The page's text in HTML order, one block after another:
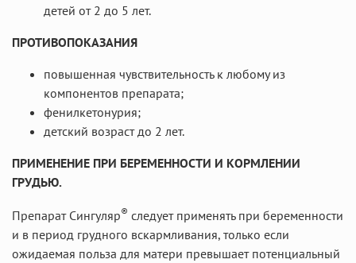
детей от 2 до 5 лет.
ПРОТИВОПОКАЗАНИЯ
повышенная чувствительность к любому из
компонентов препарата;
фенилкетонурия;
детский возраст до 2 лет.
ПРИМЕНЕНИЕ ПРИ БЕРЕМЕННОСТИ И КОРМЛЕНИИ
ГРУДЬЮ.
Препарат Сингуляр® следует применять при беременности
и в период грудного вскармливания, только если
ожидаемая польза для матери превышает потенциальный